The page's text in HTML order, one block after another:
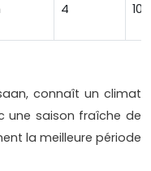
4 100
connaît un climat
une saison fraîche de
la meilleure période